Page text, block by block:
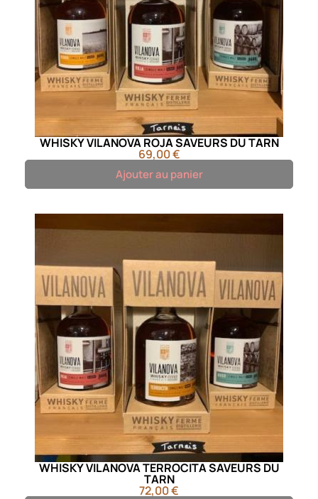
WHISKY VILANOVA ROJA SAVEURS DU TARN
69,00 €
Ajouter au panier
WHISKY VILANOVA TERROCITA SAVEURS DU
TARN
72,00 €